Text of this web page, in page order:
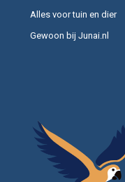
Alles voor tuin en dier
Gewoon bij Junai.nl